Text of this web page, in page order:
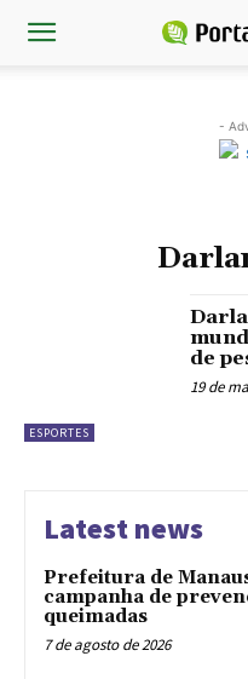
-
ESPORTES
de
19 de
Latest news
Prefeitura de
campanha de
queimadas
7 de agosto de 2026